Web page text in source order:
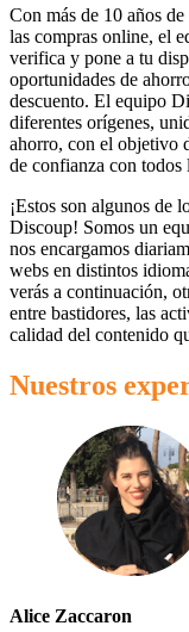
Miravia
Nike
adidas
Vueling
Transporte
Perfumes
Tiempo
Coches y
Motos
Salud y
Farmacia
Animales
Con más de 10 años
las compras online, el
verifica y pone a tu
oportunidades de
descuento. El equipo
diferentes orígenes,
ahorro, con el objetivo
de confianza con todos
¡Estos son algunos de
Discoup! Somos un
nos encargamos
webs en distintos
verás a continuación,
entre bastidores, las
calidad del contenido
Nuestros
Alice Zaccaron